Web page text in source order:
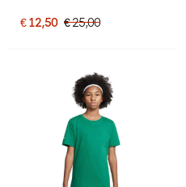
€ 12,50 € 25,00